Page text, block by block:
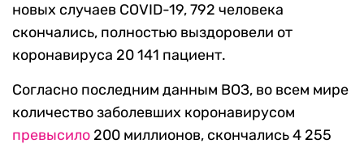
новых случаев COVID-19, 792 человека
скончались, полностью выздоровели от
коронавируса 20 141 пациент.
Согласно последним данным ВОЗ, во всем мире
количество заболевших коронавирусом
превысило200 миллионов, скончались 4 255